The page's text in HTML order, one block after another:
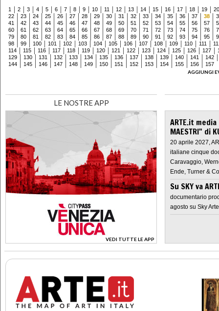
1 2 3 4 5 6 7 8 9 10 11 12 13 14 15 16 17 18 19
20
22
23 24 25 26 27 28 29 30 31 32 33 34 35 36 37 38
41
42 43 44 45 46 47 48 49 50 51 52 53 54 55 56 57
60
61 62 63 64 65 66 67 68 69 70 71 72 73 74 75 76
79
80 81 82 83 84 85 86 87 88 89 90 91 92 93 94 95
98
99 100 101 102 103 104 105 106 107 108 109 110 111
114
115 116 117 118 119 120 121 122 123 124 125 126 127
129
130 131 132 133 134 135 136 137 138 139 140 141
142
144
145 146 147 148 149 150 151 152 153 154 155 156
157
AGGIUNGI
LE NOSTRE APP
VEDI TUTTE LE APP
>
ARTE.it
MAESTRI" di
20 aprile 2027,
italiane cinque
Caravaggio,
Ende, Turner &
Su SKY va
documentario
agosto su Sky Arte